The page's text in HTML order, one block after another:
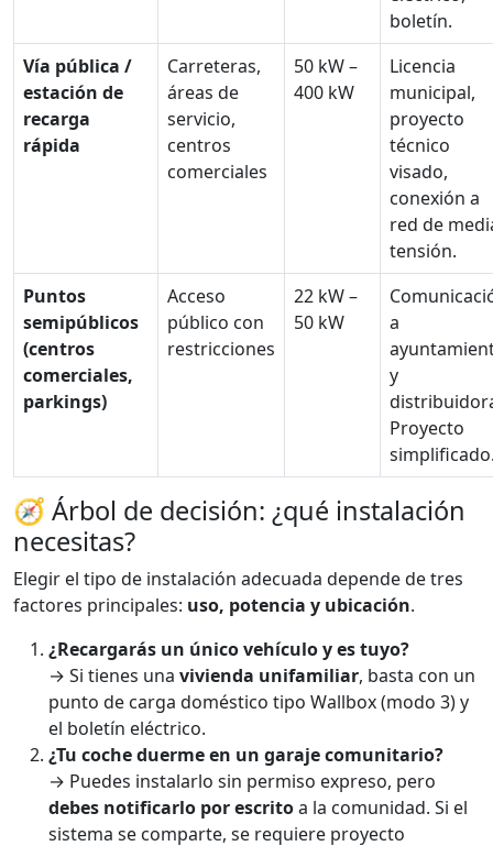
boletín.
Vía pública /
estación de
recarga
rápida
Carreteras,
áreas de
servicio,
centros
comerciales
50 kW –
400 kW
Licencia
municipal,
proyecto
técnico
visado,
conexión a
red de
tensión.
Puntos
semipúblicos
(centros
comerciales,
parkings)
Acceso
público con
restricciones
22 kW –
50 kW
a
y
Proyecto
🧭 Árbol de decisión: ¿qué instalación
necesitas?
Elegir el tipo de instalación adecuada depende de tres
factores principales: uso, potencia y ubicación.
¿Recargarás un único vehículo y es tuyo?
→ Si tienes una vivienda unifamiliar, basta con un
punto de carga doméstico tipo Wallbox (modo 3) y
el boletín eléctrico.
¿Tu coche duerme en un garaje comunitario?
→ Puedes instalarlo sin permiso expreso, pero
debes notificarlo por escritoa la comunidad. Si el
sistema se comparte, se requiere proyecto